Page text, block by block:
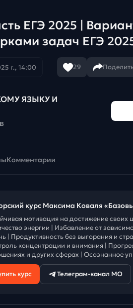
ЕГЭ 2025 |
задач ЕГЭ
г., 14:00 29
ЯЗЫКУ И
Комментарии
курс Максима Коваля
мотивация на достижение своих
энергии | Избавление от
| Продуктивность без выгорания и
концентрации и внимания |
и других сферах | Осознанное
курс Телеграм-канал МО